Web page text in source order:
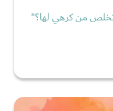
من كرهي لها؟"